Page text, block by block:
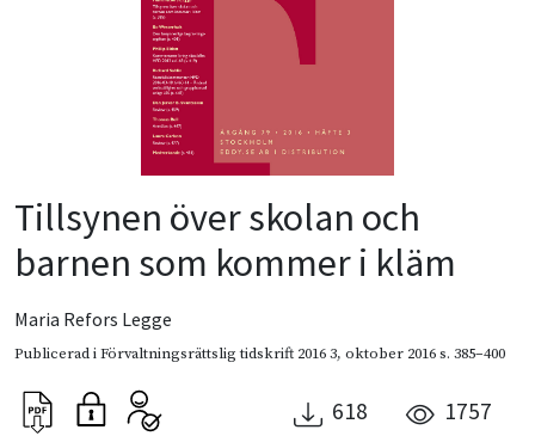
Tillsynen över skolan och
barnen som kommer i kläm
Maria Refors Legge
Publicerad iFörvaltningsrättslig tidskrift 2016 3, oktober 2016s. 385–400
618 1757